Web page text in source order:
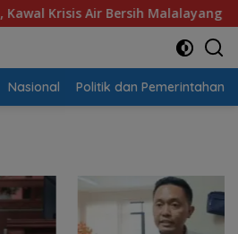
Air Bersih Malalayang II Hingga
Nasional Politik dan Pemerintahan